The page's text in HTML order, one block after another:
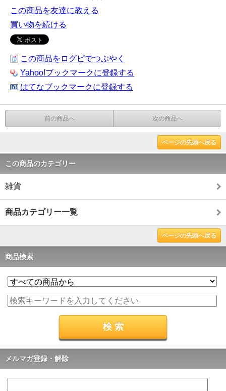
この商品を友達に教える
買い物を続ける
この商品をログピでつぶやく
Yahoo!ブックマークに登録する
はてなブックマークに登録する
前の商品へ 次の商品へ
ページの先頭へ戻る
この商品のカテゴリー
雑貨
商品カテゴリー一覧
ページの先頭へ戻る
商品検索
メルマガ登録・解除